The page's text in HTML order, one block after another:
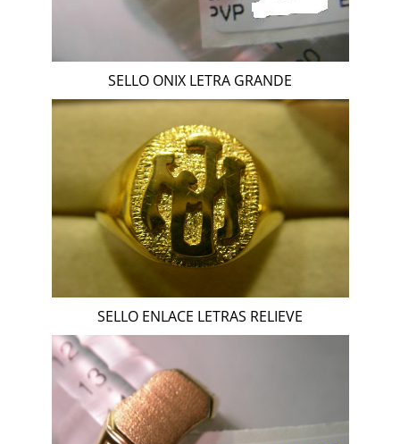
SELLO ONIX LETRA GRANDE
SELLO ENLACE LETRAS RELIEVE